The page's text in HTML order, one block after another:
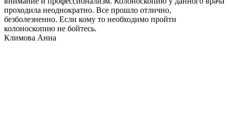
проходила неоднократно. Все прошло отлично,
безболезненно. Если кому то необходимо пройти
колоноскопию не бойтесь.
Климова Анна